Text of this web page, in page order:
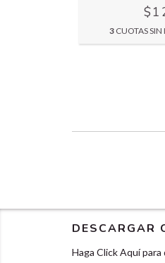
3 CUOTAS SIN
DESCARGAR
Haga Click Aquí